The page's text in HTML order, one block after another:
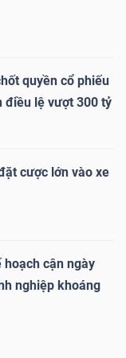
quyền cổ phiếu
điều lệ vượt 300 tỷ
cược lớn vào xe
hoạch cận ngày
nghiệp khoáng